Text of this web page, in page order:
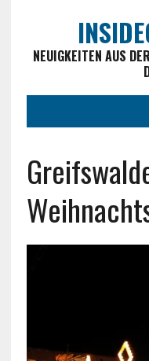
NEUIGKEITEN AUS